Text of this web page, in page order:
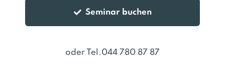
Seminar buchen
oder Tel.044 780 87 87